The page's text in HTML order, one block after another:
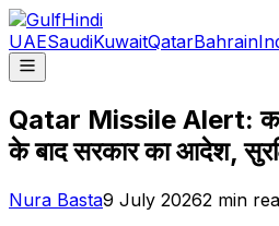
UAESaudiKuwaitQatarBahrain
Qatar Missile Alert:
के बाद सरकार का आदेश,
Nura Basta9 July 20262 min